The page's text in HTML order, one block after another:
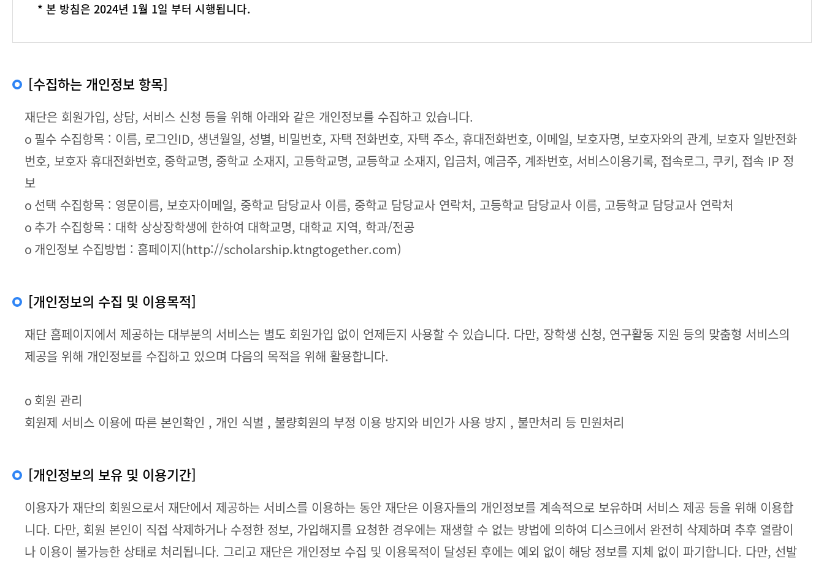
* 본 방침은 2024년 1월 1일 부터 시행됩니다.
[수집하는 개인정보 항목]
재단은 회원가입, 상담, 서비스 신청 등을 위해 아래와 같은 개인정보를 수집하고 있습니다.
ο 필수 수집항목 : 이름, 로그인ID, 생년월일, 성별, 비밀번호, 자택 전화번호, 자택 주소, 휴대전화번호, 이메일, 보호자명, 보호자와의 관계, 보호자 일반전화
번호, 보호자 휴대전화번호, 중학교명, 중학교 소재지, 고등학교명, 교등학교 소재지, 입금처, 예금주, 계좌번호, 서비스이용기록, 접속로그, 쿠키, 접속 IP 정
보
ο 선택 수집항목 : 영문이름, 보호자이메일, 중학교 담당교사 이름, 중학교 담당교사 연락처, 고등학교 담당교사 이름, 고등학교 담당교사 연락처
ο 추가 수집항목 : 대학 상상장학생에 한하여 대학교명, 대학교 지역, 학과/전공
ο 개인정보 수집방법 : 홈페이지(http://scholarship.ktngtogether.com)
[개인정보의 수집 및 이용목적]
재단 홈페이지에서 제공하는 대부분의 서비스는 별도 회원가입 없이 언제든지 사용할 수 있습니다. 다만, 장학생 신청, 연구활동 지원 등의 맞춤형 서비스의
제공을 위해 개인정보를 수집하고 있으며 다음의 목적을 위해 활용합니다.
ο 회원 관리
회원제 서비스 이용에 따른 본인확인 , 개인 식별 , 불량회원의 부정 이용 방지와 비인가 사용 방지 , 불만처리 등 민원처리
[개인정보의 보유 및 이용기간]
이용자가 재단의 회원으로서 재단에서 제공하는 서비스를 이용하는 동안 재단은 이용자들의 개인정보를 계속적으로 보유하며 서비스 제공 등을 위해 이용합
니다. 다만, 회원 본인이 직접 삭제하거나 수정한 정보, 가입해지를 요청한 경우에는 재생할 수 없는 방법에 의하여 디스크에서 완전히 삭제하며 추후 열람이
나 이용이 불가능한 상태로 처리됩니다. 그리고 재단은 개인정보 수집 및 이용목적이 달성된 후에는 예외 없이 해당 정보를 지체 없이 파기합니다. 다만, 선발